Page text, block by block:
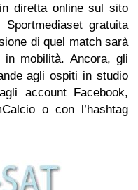
diretta online sul sito
Sportmediaset gratuita
di quel match sarà
mobilità. Ancora, gli
agli ospiti in studio
account Facebook,
o con l’hashtag